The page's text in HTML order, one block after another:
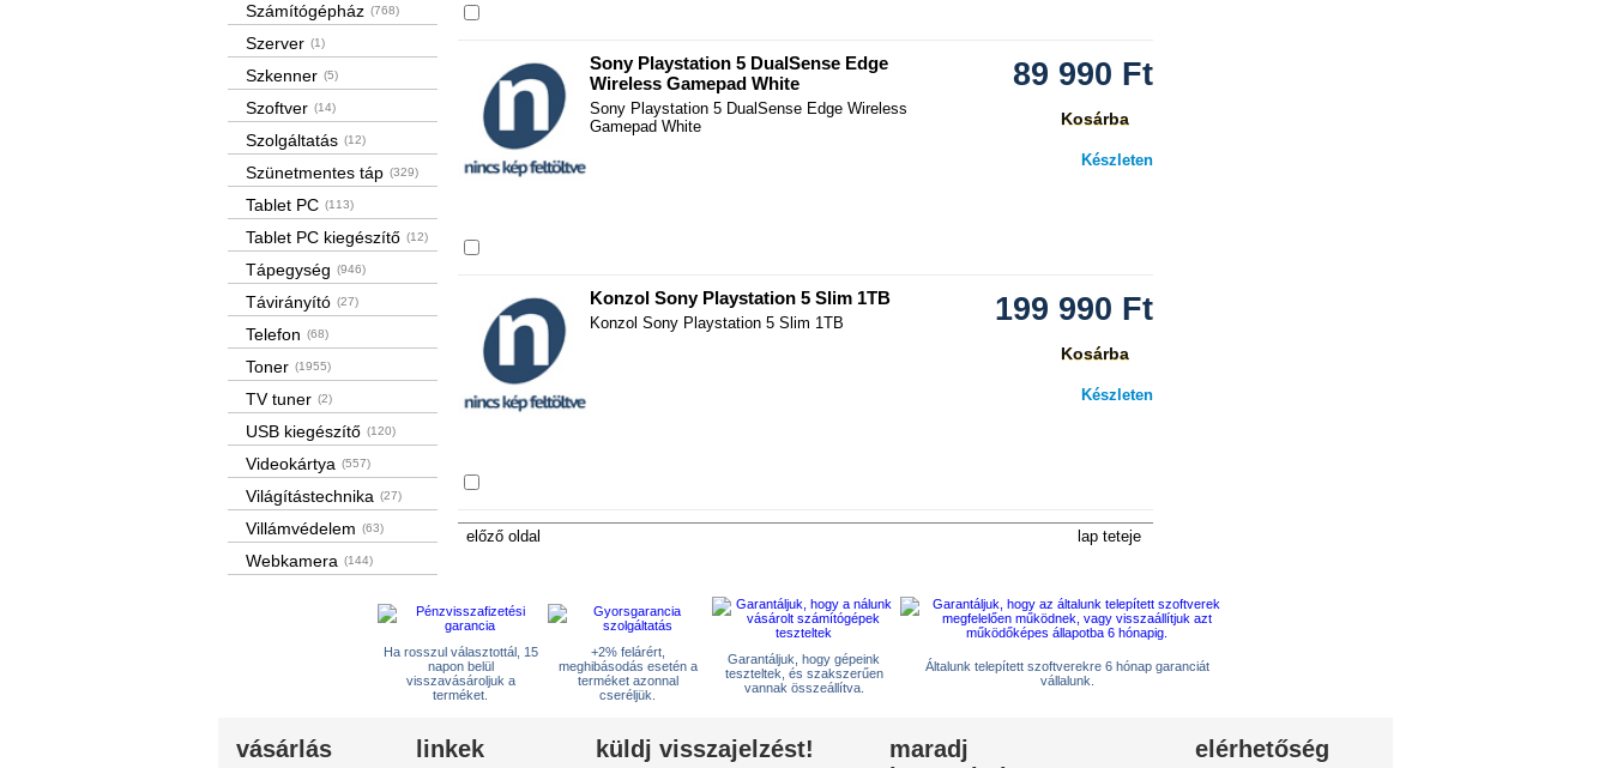
Számítógépház (768)
Szerver (1)
Szkenner (5)
Szoftver (14)
Szolgáltatás (12)
Szünetmentes táp (329)
Tablet PC (113)
Tablet PC kiegészítő (12)
Tápegység (946)
Távirányító (27)
Telefon (68)
Toner (1955)
TV tuner (2)
USB kiegészítő (120)
Videokártya (557)
Világítástechnika (27)
Villámvédelem (63)
Webkamera (144)
Sony Playstation 5 DualSense Edge
Wireless Gamepad White
Sony Playstation 5 DualSense Edge Wireless
Gamepad White
89 990 Ft
Kosárba
Készleten
Konzol Sony Playstation 5 Slim 1TB
Konzol Sony Playstation 5 Slim 1TB 199 990 Ft
Kosárba
Készleten
előző oldal lap teteje
Ha rosszul választottál, 15
napon belül
visszavásároljuk a
terméket.
+2% felárért,
meghibásodás esetén a
terméket azonnal
cseréljük.
Garantáljuk, hogy gépeink
teszteltek, és szakszerűen
vannak összeállítva.
Általunk telepített szoftverekre 6 hónap garanciát
vállalunk.
vásárlás linkek küldj visszajelzést!
maradj
elérhetőség